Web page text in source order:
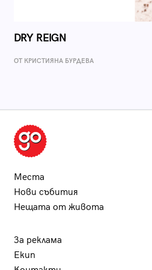
DRY REIGN
ОТ КРИСТИЯНА БУРДЕВА
Места
Нови събития
Нещата от живота
За реклама
Екип